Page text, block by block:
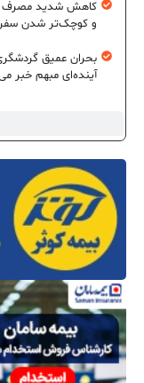
کاهش شدید مصرف
و کوچک‌تر شدن
بحران عمیق
آینده‌ای مبهم خبر